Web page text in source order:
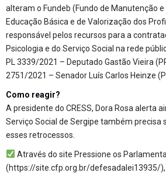
alteram o Fundeb (Fundo de Manutenção
Educação Básica e de Valorização dos
responsável pelos recursos para a
Psicologia e do Serviço Social na rede
PL 3339/2021 – Deputado Gastão Vieira
2751/2021 – Senador Luís Carlos Heinze
Como reagir?
A presidente do CRESS, Dora Rosa alerta
Serviço Social de Sergipe também precisa
esses retrocessos.
Através do site Pressione os
(https://site.cfp.org.br/defesadalei13935/